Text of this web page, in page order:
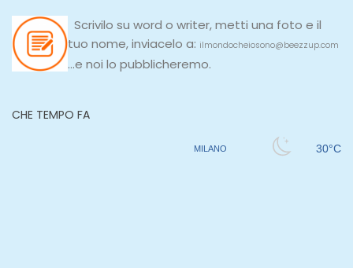
Scrivilo su word o writer, metti una foto e il
tuo nome, inviacelo a: ilmondocheiosono@beezzup.com
...e noi lo pubblicheremo.
CHE TEMPO FA